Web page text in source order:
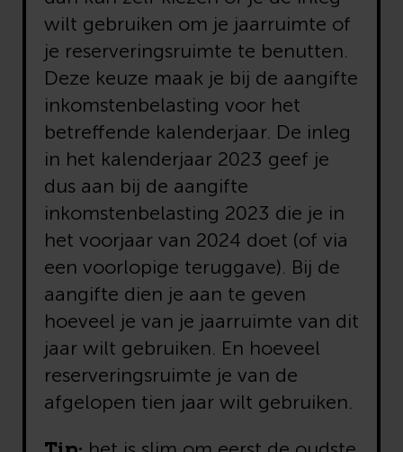
wilt gebruiken om je jaarruimte of
je reserveringsruimte te benutten.
Deze keuze maak je bij de aangifte
inkomstenbelasting voor het
betreffende kalenderjaar. De inleg
in het kalenderjaar 2023 geef je
dus aan bij de aangifte
inkomstenbelasting 2023 die je in
het voorjaar van 2024 doet (of via
een voorlopige teruggave). Bij de
aangifte dien je aan te geven
hoeveel je van je jaarruimte van dit
jaar wilt gebruiken. En hoeveel
reserveringsruimte je van de
afgelopen tien jaar wilt gebruiken.